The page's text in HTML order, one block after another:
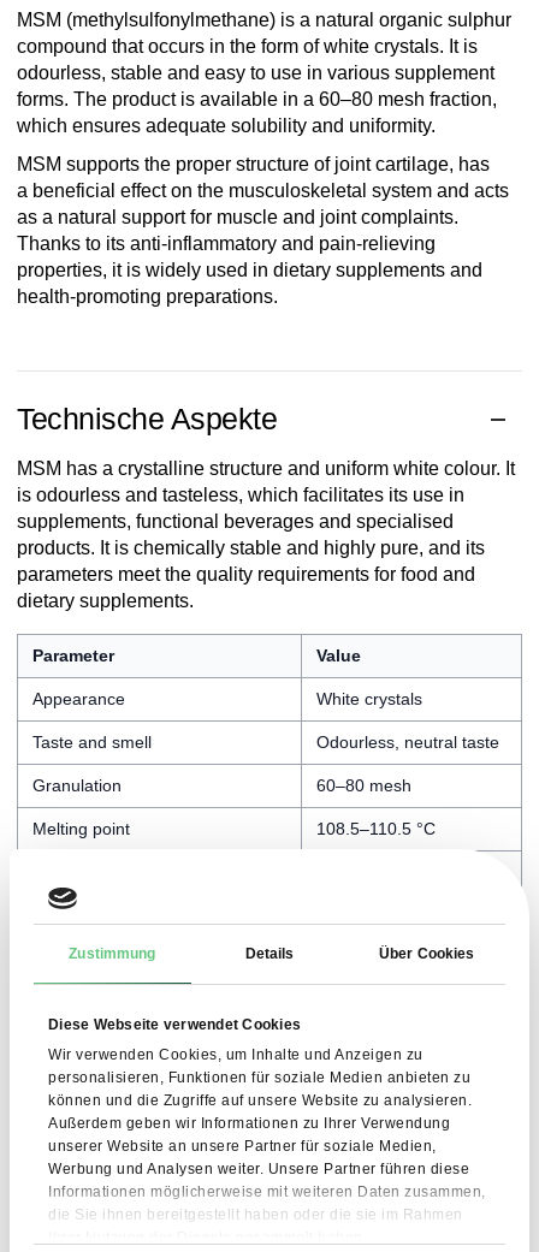
Zustimmung Details Über Cookies
Diese Webseite verwendet Cookies
Wir verwenden Cookies, um Inhalte und Anzeigen zu
personalisieren, Funktionen für soziale Medien anbieten zu
können und die Zugriffe auf unsere Website zu analysieren.
Außerdem geben wir Informationen zu Ihrer Verwendung
unserer Website an unsere Partner für soziale Medien,
Werbung und Analysen weiter. Unsere Partner führen diese
Informationen möglicherweise mit weiteren Daten zusammen,
die Sie ihnen bereitgestellt haben oder die sie im Rahmen
MSM (methylsulfonylmethane) is a natural organic sulphur
compound that occurs in the form of white crystals. It is
odourless, stable and easy to use in various supplement
forms. The product is available in a 60–80 mesh fraction,
which ensures adequate solubility and uniformity.
MSM supports the proper structure of joint cartilage, has
a beneficial effect on the musculoskeletal system and acts
as a natural support for muscle and joint complaints.
Thanks to its anti-inflammatory and pain-relieving
properties, it is widely used in dietary supplements and
health-promoting preparations.
Technische Aspekte
MSM has a crystalline structure and uniform white colour. It
is odourless and tasteless, which facilitates its use in
supplements, functional beverages and specialised
products. It is chemically stable and highly pure, and its
parameters meet the quality requirements for food and
dietary supplements.
Parameter Value
Appearance White crystals
Taste and smell Odourless, neutral taste
Granulation 60–80 mesh
Melting point 108.5–110.5 °C
Moisture content
Bulk density 0.3–0.5 g/ml
Lead (Pb) ≤ 3 ppm
Arsenic (As) ≤ 0.1 ppm
Cadmium (Cd) ≤ 0.1 ppm
Mercury (Hg) ≤ 0.1 ppm
Residue after roasting ≤ 0.5%